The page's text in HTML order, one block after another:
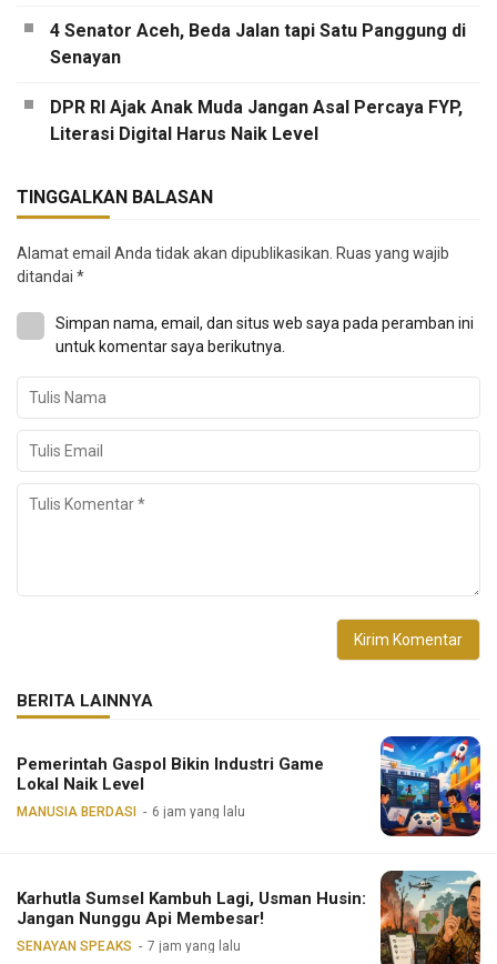
4 Senator Aceh, Beda Jalan tapi Satu Panggung di
Senayan
DPR RI Ajak Anak Muda Jangan Asal Percaya FYP,
Literasi Digital Harus Naik Level
TINGGALKAN BALASAN
Alamat email Anda tidak akan dipublikasikan. Ruas yang wajib
ditandai *
Simpan nama, email, dan situs web saya pada peramban ini
untuk komentar saya berikutnya.
BERITA LAINNYA
Pemerintah Gaspol Bikin Industri Game
Lokal Naik Level
MANUSIA BERDASI 6 jam yang lalu
Karhutla Sumsel Kambuh Lagi, Usman Husin:
Jangan Nunggu Api Membesar!
SENAYAN SPEAKS 7 jam yang lalu